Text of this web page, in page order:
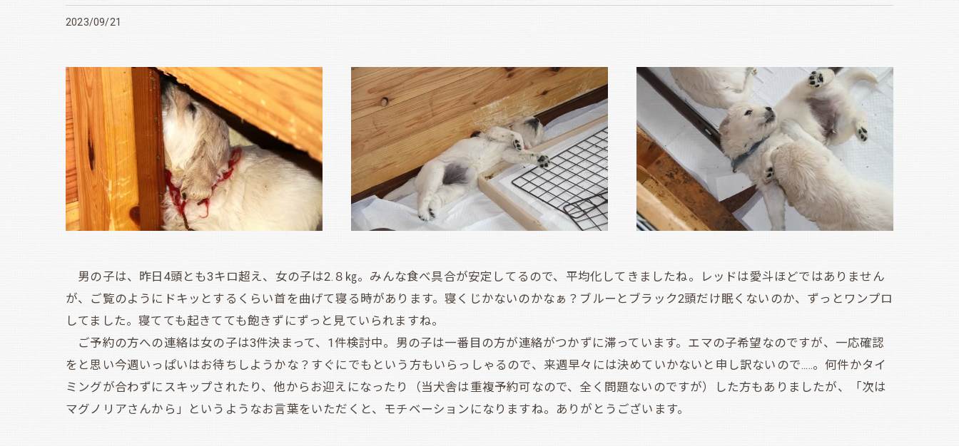
2023/09/21
男の子は、昨日4頭とも3キロ超え、女の子は2.８㎏。みんな食べ具合が安定してるので、平均化してきましたね。レッドは愛斗ほどではありません
が、ご覧のようにドキッとするくらい首を曲げて寝る時があります。寝くじかないのかなぁ？ブルーとブラック2頭だけ眠くないのか、ずっとワンプロ
してました。寝てても起きてても飽きずにずっと見ていられますね。
ご予約の方への連絡は女の子は3件決まって、1件検討中。男の子は一番目の方が連絡がつかずに滞っています。エマの子希望なのですが、一応確認
をと思い今週いっぱいはお待ちしようかな？すぐにでもという方もいらっしゃるので、来週早々には決めていかないと申し訳ないので.....。何件かタイ
ミングが合わずにスキップされたり、他からお迎えになったり（当犬舎は重複予約可なので、全く問題ないのですが）した方もありましたが、「次は
マグノリアさんから」というようなお言葉をいただくと、モチベーションになりますね。ありがとうございます。